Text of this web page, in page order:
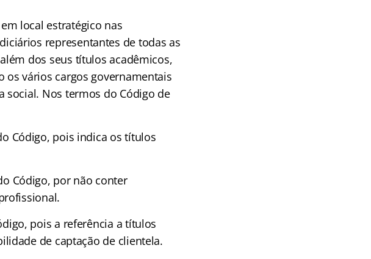
local estratégico nas
representantes de todas as
dos seus títulos acadêmicos,
os vários cargos governamentais
social. Nos termos do Código de
Código, pois indica os títulos
Código, por não conter
pois a referência a títulos
de captação de clientela.